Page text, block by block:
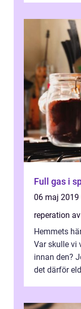
Full gas i
06 maj 2019
reperation
Hemmets
Var skulle vi
innan den?
det därför